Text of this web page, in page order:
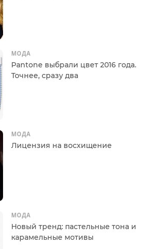
МОДА
Pantone выбрали цвет 2016 года.
Точнее, сразу два
МОДА
Лицензия на восхищение
МОДА
Новый тренд: пастельные тона и
карамельные мотивы